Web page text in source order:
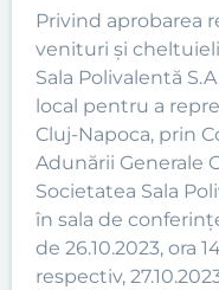
Privind aprobarea
venituri și
Sala Polivalentă
local pentru a
Cluj-Napoca, prin
Adunării Generale
Societatea Sala
în sala de
de 26.10.2023, ora
respectiv,